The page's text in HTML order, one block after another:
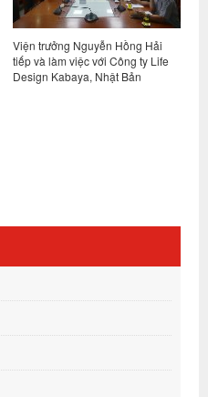
Hải
Life
Hội thảo khoa học “Nhà ở xã
phát thải các-bon thấp – Định
hướng và giải pháp cho Việt